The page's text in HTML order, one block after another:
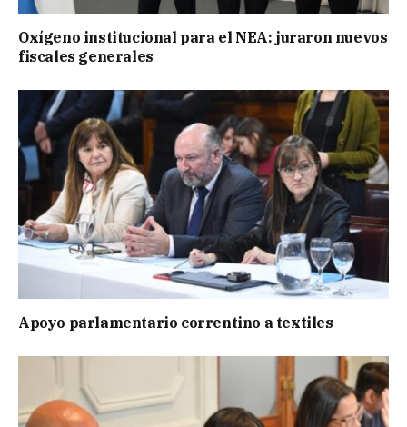
Oxígeno institucional para el NEA: juraron nuevos
fiscales generales
Apoyo parlamentario correntino a textiles